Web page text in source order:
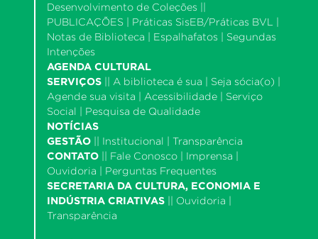
Desenvolvimento de Coleções
PUBLICAÇÕES | Práticas SisEB/Práticas BVL
Notas de Biblioteca
Espalhafatos
Segundas
Intenções
AGENDA CULTURAL
SERVIÇOS
A biblioteca é sua Seja sócia(o)
Agende sua visita
Acessibilidade
Serviço
Social
Pesquisa de Qualidade
NOTÍCIAS
GESTÃO
Institucional
Transparência
CONTATO
Fale Conosco Imprensa
Ouvidoria
Perguntas Frequentes
SECRETARIA DA CULTURA, ECONOMIA E
INDÚSTRIA CRIATIVAS
Ouvidoria
Transparência